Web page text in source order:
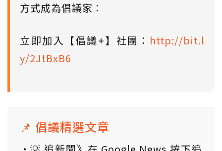
方式成為倡議家：
立即加入【倡議+】社團： http://bit.l
y/2JtBxB6
📌 倡議精選文章